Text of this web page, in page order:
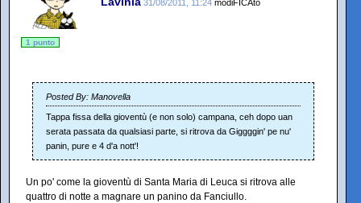
31/08/2011, 11:24 modiFICAto
1 punto
Posted By: Manovella
Tappa fissa della gioventù (e non solo) campana, ceh dopo uan
serata passata da qualsiasi parte, si ritrova da Giggggin' pe nu'
panin, pure e 4 d'a nott'!
Un po' come la gioventù di Santa Maria di Leuca si ritrova alle
quattro di notte a magnare un panino da Fanciullo.